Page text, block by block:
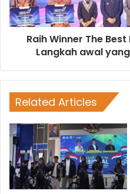
Raih Winner The
Langkah awal
Related Articles